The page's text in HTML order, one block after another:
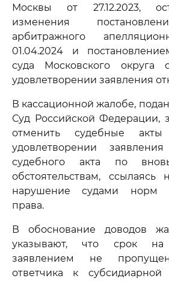
Москвы от 27.12.2023,
изменения
арбитражного
01.04.2024 и
суда Московского округа
удовлетворении заявления
В кассационной жалобе,
Суд Российской Федерации,
отменить судебные
удовлетворении
судебного акта по
обстоятельствам, ссылаясь
нарушение судами норм
права.
В обоснование доводов
указывают, что срок
заявлением не
ответчика к субсидиарной